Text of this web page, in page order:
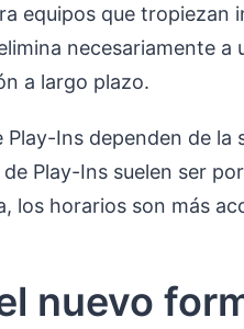
equipos que tropiezan
necesariamente
a largo plazo.
Play-Ins dependen de
Play-Ins suelen ser
los horarios son más
nuevo